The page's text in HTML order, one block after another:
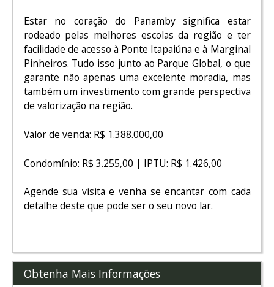
Estar no coração do Panamby significa estar
rodeado pelas melhores escolas da região e ter
facilidade de acesso à Ponte Itapaiúna e à Marginal
Pinheiros. Tudo isso junto ao Parque Global, o que
garante não apenas uma excelente moradia, mas
também um investimento com grande perspectiva
de valorização na região.
Valor de venda: R$ 1.388.000,00
Condomínio: R$ 3.255,00 | IPTU: R$ 1.426,00
Agende sua visita e venha se encantar com cada
detalhe deste que pode ser o seu novo lar.
Obtenha Mais Informações